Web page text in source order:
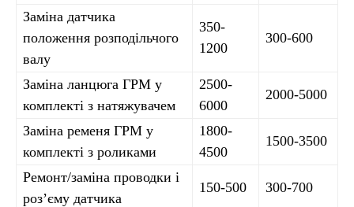
Заміна датчика
положення розподільчого
валу
350-
1200
300-600
Заміна ланцюга ГРМ у
комплекті з натяжувачем
2500-
6000
2000-5000
Заміна ременя ГРМ у
комплекті з роликами
1800-
4500
1500-3500
Ремонт/заміна проводки і
роз’єму датчика
150-500 300-700